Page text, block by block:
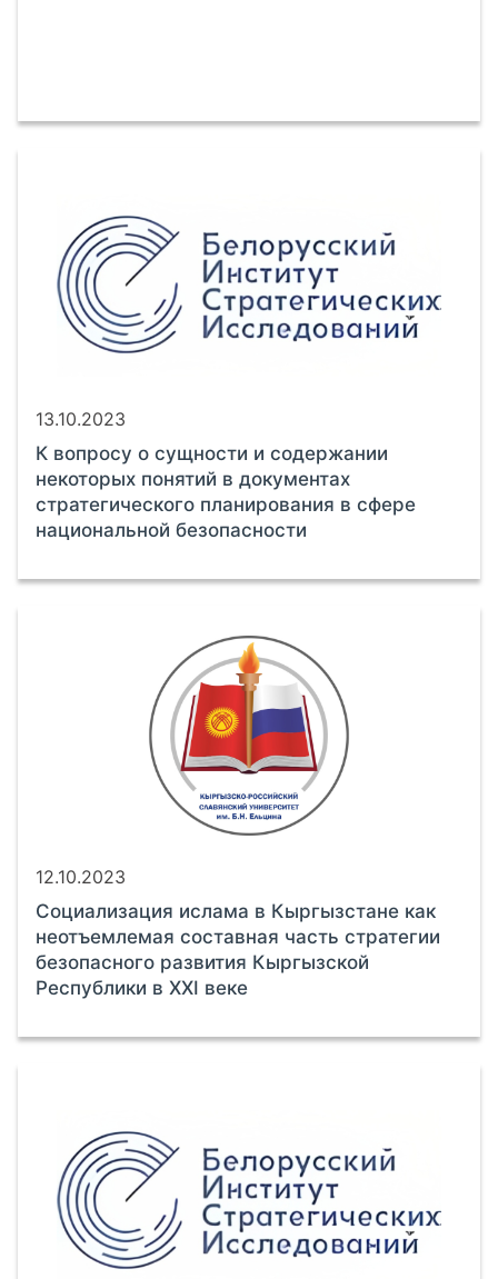
13.10.2023
К вопросу о сущности и содержании
некоторых понятий в документах
стратегического планирования в сфере
национальной безопасности
12.10.2023
Социализация ислама в Кыргызстане как
неотъемлемая составная часть стратегии
безопасного развития Кыргызской
Республики в XXI веке